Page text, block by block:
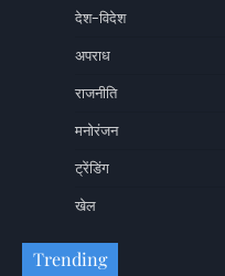
देश-विदेश
अपराध
राजनीति
मनोरंजन
ट्रेंडिंग
खेल
Trending